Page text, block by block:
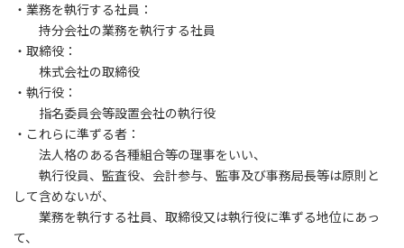
・業務を執行する社員：
持分会社の業務を執行する社員
・取締役：
株式会社の取締役
・執行役：
指名委員会等設置会社の執行役
・これらに準ずる者：
法人格のある各種組合等の理事をいい、
執行役員、監査役、会計参与、監事及び事務局長等は原則と
して含めないが、
業務を執行する社員、取締役又は執行役に準ずる地位にあっ
て、